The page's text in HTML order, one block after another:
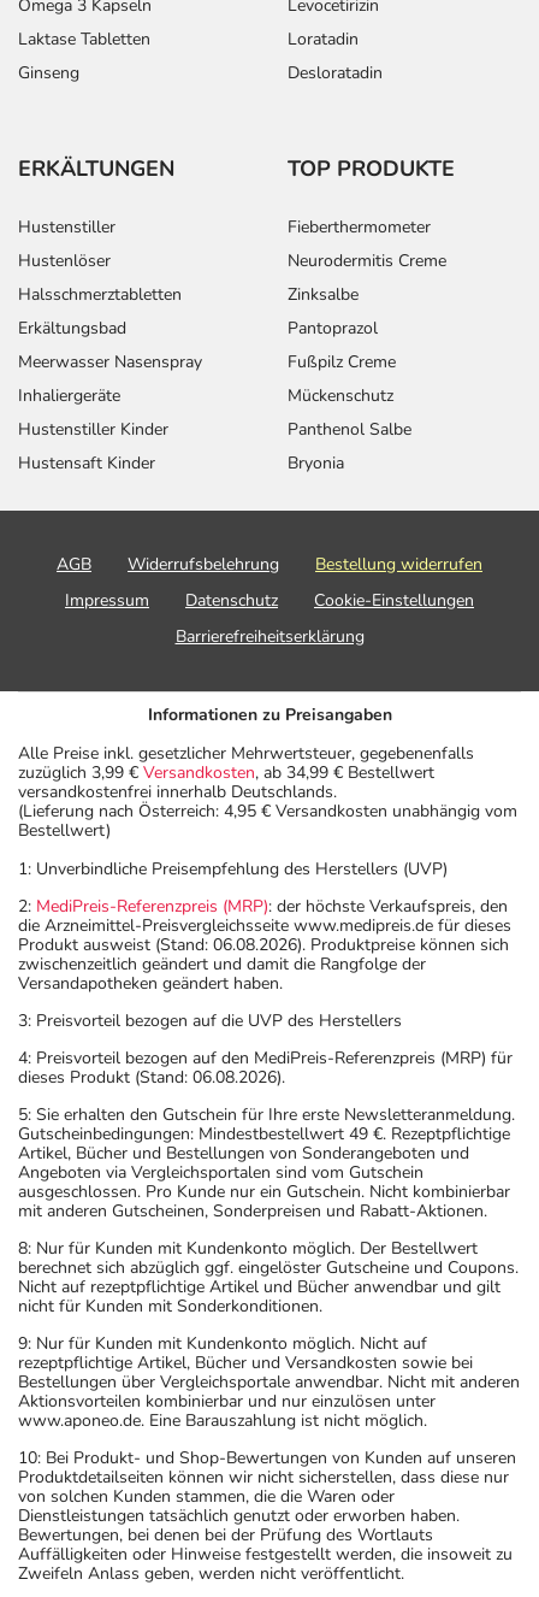
Omega 3 Kapseln
Laktase Tabletten
Ginseng
Levocetirizin
Loratadin
Desloratadin
ERKÄLTUNGEN
Hustenstiller
Hustenlöser
Halsschmerztabletten
Erkältungsbad
Meerwasser Nasenspray
Inhaliergeräte
Hustenstiller Kinder
Hustensaft Kinder
TOP PRODUKTE
Fieberthermometer
Neurodermitis Creme
Zinksalbe
Pantoprazol
Fußpilz Creme
Mückenschutz
Panthenol Salbe
Bryonia
AGB Widerrufsbelehrung
Bestellung widerrufen
Impressum
Datenschutz
Cookie-Einstellungen
Barrierefreiheitserklärung
Informationen zu Preisangaben
Alle Preise inkl. gesetzlicher Mehrwertsteuer, gegebenenfalls
zuzüglich 3,99 € Versandkosten, ab 34,99 € Bestellwert
versandkostenfrei innerhalb Deutschlands.
(Lieferung nach Österreich: 4,95 € Versandkosten unabhängig vom
Bestellwert)
1: Unverbindliche Preisempfehlung des Herstellers (UVP)
2: MediPreis-Referenzpreis (MRP): der höchste Verkaufspreis, den
die Arzneimittel-Preisvergleichsseite www.medipreis.de für dieses
Produkt ausweist (Stand: 06.08.2026). Produktpreise können sich
zwischenzeitlich geändert und damit die Rangfolge der
Versandapotheken geändert haben.
3: Preisvorteil bezogen auf die UVP des Herstellers
4: Preisvorteil bezogen auf den MediPreis-Referenzpreis (MRP) für
dieses Produkt (Stand: 06.08.2026).
5: Sie erhalten den Gutschein für Ihre erste Newsletteranmeldung.
Gutscheinbedingungen: Mindestbestellwert 49 €. Rezeptpflichtige
Artikel, Bücher und Bestellungen von Sonderangeboten und
Angeboten via Vergleichsportalen sind vom Gutschein
ausgeschlossen. Pro Kunde nur ein Gutschein. Nicht kombinierbar
mit anderen Gutscheinen, Sonderpreisen und Rabatt-Aktionen.
8: Nur für Kunden mit Kundenkonto möglich. Der Bestellwert
berechnet sich abzüglich ggf. eingelöster Gutscheine und Coupons.
Nicht auf rezeptpflichtige Artikel und Bücher anwendbar und gilt
nicht für Kunden mit Sonderkonditionen.
9: Nur für Kunden mit Kundenkonto möglich. Nicht auf
rezeptpflichtige Artikel, Bücher und Versandkosten sowie bei
Bestellungen über Vergleichsportale anwendbar. Nicht mit anderen
Aktionsvorteilen kombinierbar und nur einzulösen unter
www.aponeo.de. Eine Barauszahlung ist nicht möglich.
10: Bei Produkt- und Shop-Bewertungen von Kunden auf unseren
Produktdetailseiten können wir nicht sicherstellen, dass diese nur
von solchen Kunden stammen, die die Waren oder
Dienstleistungen tatsächlich genutzt oder erworben haben.
Bewertungen, bei denen bei der Prüfung des Wortlauts
Auffälligkeiten oder Hinweise festgestellt werden, die insoweit zu
Zweifeln Anlass geben, werden nicht veröffentlicht.